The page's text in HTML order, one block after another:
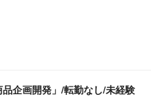
企画開発」/転勤なし/未経験